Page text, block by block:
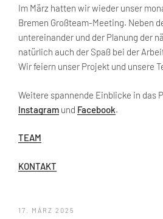
Im März hatten wir wieder unser
Bremen Großteam-Meeting. Neben
untereinander und der Planung der
natürlich auch der Spaß bei der
Wir feiern unser Projekt und unsere
Weitere spannende Einblicke in das
Instagram und Facebook.
TEAM
KONTAKT
VERÖFFENTLICHT
17. MÄRZ 2025